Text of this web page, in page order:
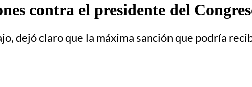
contra el presidente del
dejó claro que la máxima sanción que podría